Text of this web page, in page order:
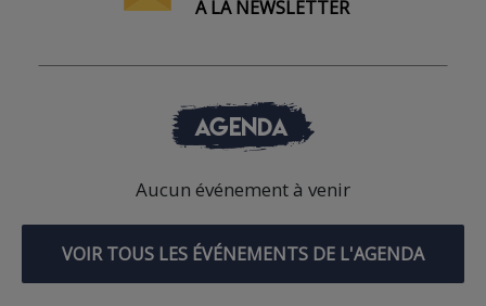
À LA NEWSLETTER
AGENDA
Aucun événement à venir
VOIR TOUS LES ÉVÉNEMENTS DE L'AGENDA